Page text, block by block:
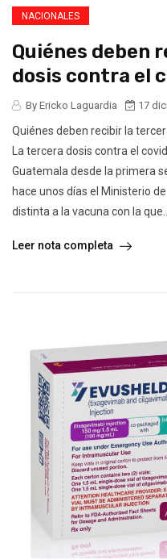
NACIONALES
Quiénes deben
dosis contra el
By Ericko Laguardia 17
Quiénes deben recibir la
La tercera dosis contra el
Guatemala desde la primera
hace unos días el Ministerio
distinta a la vacuna con la
Leer nota completa